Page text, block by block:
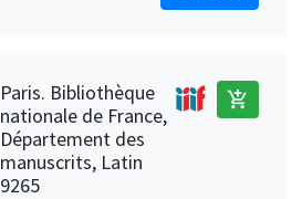
Paris. Bibliothèque
nationale de France,
Département des
manuscrits, Latin
9265
add_shopping_cart